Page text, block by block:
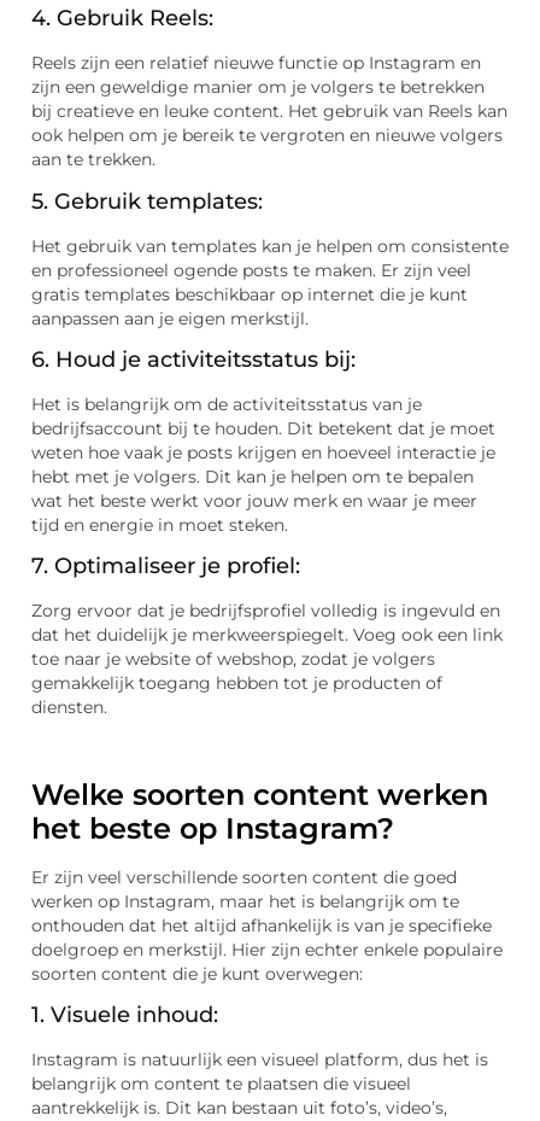
4. Gebruik Reels:
Reels zijn een relatief nieuwe functie op Instagram en
zijn een geweldige manier om je volgers te betrekken
bij creatieve en leuke content. Het gebruik van Reels kan
ook helpen om je bereik te vergroten en nieuwe volgers
aan te trekken.
5. Gebruik templates:
Het gebruik van templates kan je helpen om consistente
en professioneel ogende posts te maken. Er zijn veel
gratis templates beschikbaar op internet die je kunt
aanpassen aan je eigen merkstijl.
6. Houd je activiteitsstatus bij:
Het is belangrijk om de activiteitsstatus van je
bedrijfsaccount bij te houden. Dit betekent dat je moet
weten hoe vaak je posts krijgen en hoeveel interactie je
hebt met je volgers. Dit kan je helpen om te bepalen
wat het beste werkt voor jouw merk en waar je meer
tijd en energie in moet steken.
7. Optimaliseer je profiel:
Zorg ervoor dat je bedrijfsprofiel volledig is ingevuld en
dat het duidelijk je merkweerspiegelt. Voeg ook een link
toe naar je website of webshop, zodat je volgers
gemakkelijk toegang hebben tot je producten of
diensten.
Welke soorten content werken
het beste op Instagram?
Er zijn veel verschillende soorten content die goed
werken op Instagram, maar het is belangrijk om te
onthouden dat het altijd afhankelijk is van je specifieke
doelgroep en merkstijl. Hier zijn echter enkele populaire
soorten content die je kunt overwegen:
1. Visuele inhoud:
Instagram is natuurlijk een visueel platform, dus het is
belangrijk om content te plaatsen die visueel
aantrekkelijk is. Dit kan bestaan uit foto’s, video’s,